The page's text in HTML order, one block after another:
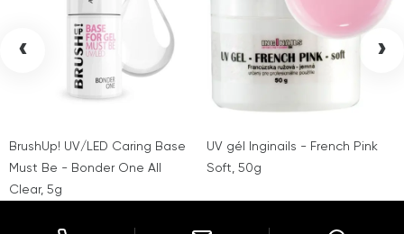
BrushUp! UV/LED Caring Base
Must Be - Bonder One All
Clear, 5g
UV gél Inginails - French Pink
Soft, 50g
‹ ›